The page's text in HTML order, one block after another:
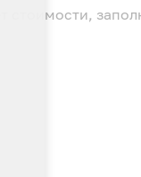
стоимости,